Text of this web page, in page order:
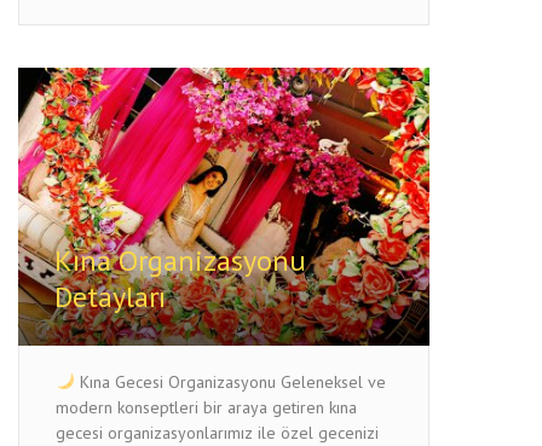
Kına Organizasyonu
Detayları
Kına Gecesi Organizasyonu Geleneksel ve
modern konseptleri bir araya getiren kına
gecesi organizasyonlarımız ile özel gecenizi